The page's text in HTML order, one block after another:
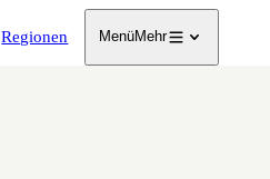
Regionen MenüMehr